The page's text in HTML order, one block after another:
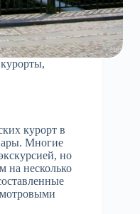
,
курорт в
Многие
но
на несколько